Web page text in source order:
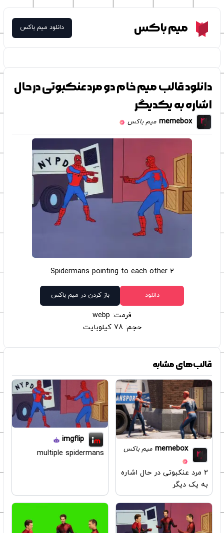
Meme Boxمیم باکس دانلود میم باکس
دانلود قالب میم خام دو مرد عنکبوتی در حال
اشاره به یکدیگر
memebox میم باکس
2 Spidermans pointing to each other
دانلود باز کردن در میم باکس
فرمت: webp
حجم: 78 کیلوبایت
قالب‌های مشابه
memebox میم باکس
2 مرد عنکبوتی در حال اشاره
به یک دیگر
imgflip
multiple spidermans